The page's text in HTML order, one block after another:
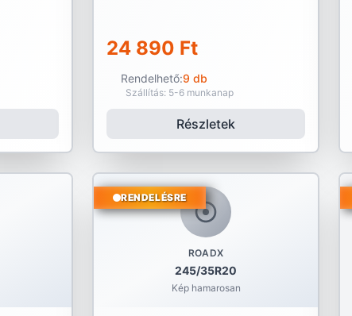
24 890 Ft
Rendelhető:9 db
Szállítás: 5-6 munkanap
Részletek
ROADX
245/35R20
Kép hamarosan
RENDELÉSRE